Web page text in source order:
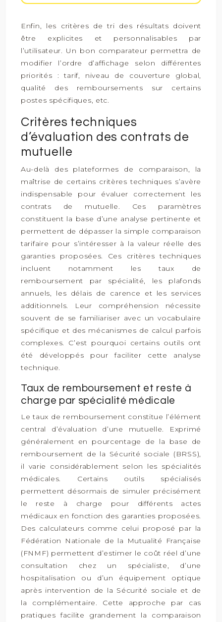
Enfin, les critères de tri des résultats doivent
être explicites et personnalisables par
l’utilisateur. Un bon comparateur permettra de
modifier l’ordre d’affichage selon différentes
priorités : tarif, niveau de couverture global,
qualité des remboursements sur certains
postes spécifiques, etc.
Critères techniques
d’évaluation des contrats de
mutuelle
Au-delà des plateformes de comparaison, la
maîtrise de certains critères techniques s’avère
indispensable pour évaluer correctement les
contrats de mutuelle. Ces paramètres
constituent la base d’une analyse pertinente et
permettent de dépasser la simple comparaison
tarifaire pour s’intéresser à la valeur réelle des
garanties proposées. Ces critères techniques
incluent notamment les taux de
remboursement par spécialité, les plafonds
annuels, les délais de carence et les services
additionnels. Leur compréhension nécessite
souvent de se familiariser avec un vocabulaire
spécifique et des mécanismes de calcul parfois
complexes. C’est pourquoi certains outils ont
été développés pour faciliter cette analyse
technique.
Taux de remboursement et reste à
charge par spécialité médicale
Le taux de remboursement constitue l’élément
central d’évaluation d’une mutuelle. Exprimé
généralement en pourcentage de la base de
remboursement de la Sécurité sociale (BRSS),
il varie considérablement selon les spécialités
médicales. Certains outils spécialisés
permettent désormais de simuler précisément
le reste à charge pour différents actes
médicaux en fonction des garanties proposées.
Des calculateurs comme celui proposé par la
Fédération Nationale de la Mutualité Française
(FNMF) permettent d’estimer le coût réel d’une
consultation chez un spécialiste, d’une
hospitalisation ou d’un équipement optique
après intervention de la Sécurité sociale et de
la complémentaire. Cette approche par cas
pratiques facilite grandement la comparaison